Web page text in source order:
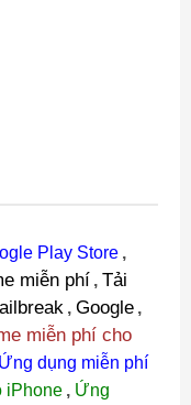
Play Store ,
miễn phí , Tải
, Google ,
miễn phí cho
Ứng dụng miễn phí
iPhone , Ứng